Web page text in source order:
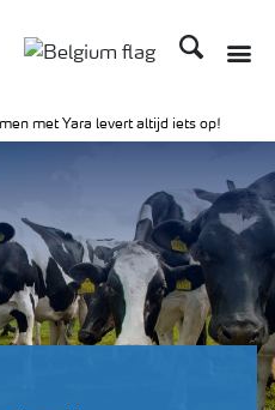
Zoek op
met Yara levert altijd iets op!